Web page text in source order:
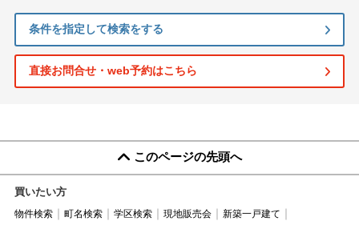
条件を指定して検索をする
直接お問合せ・web予約はこちら
このページの先頭へ
買いたい方
物件検索 町名検索 学区検索 現地販売会
新築一戸建て